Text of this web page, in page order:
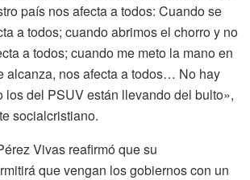
país nos afecta a todos: Cuando se
a todos; cuando abrimos el chorro y no
a todos; cuando me meto la mano en
alcanza, nos afecta a todos… No hay
los del PSUV están llevando del bulto»,
socialcristiano.
Vivas reafirmó que su
que vengan los gobiernos con un